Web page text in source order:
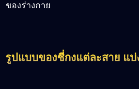
ของร่างกาย
รูปแบบของชี่กงแต่ละสาย แบ่